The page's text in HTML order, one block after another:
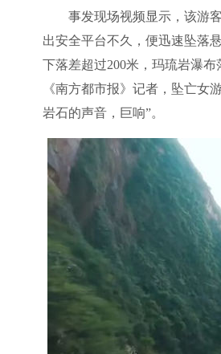
事发现场视频显示，该游客
出安全平台不久，便迅速坠落
下落差超过200米，玛琉岩瀑
《南方都市报》记者，坠亡女
岩石的声音，巨响”。